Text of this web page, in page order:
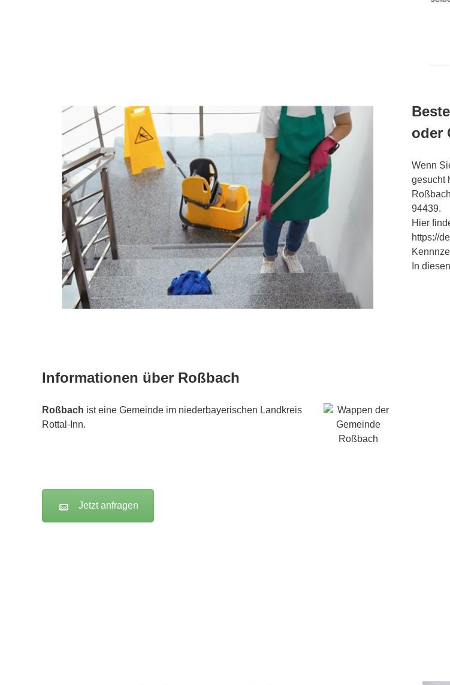
oder
Wenn
gesucht
94439.
Hier
https://
In
Informationen über Roßbach
Roßbach ist eine Gemeinde im niederbayerischen Landkreis
Rottal-Inn.
Jetzt anfragen